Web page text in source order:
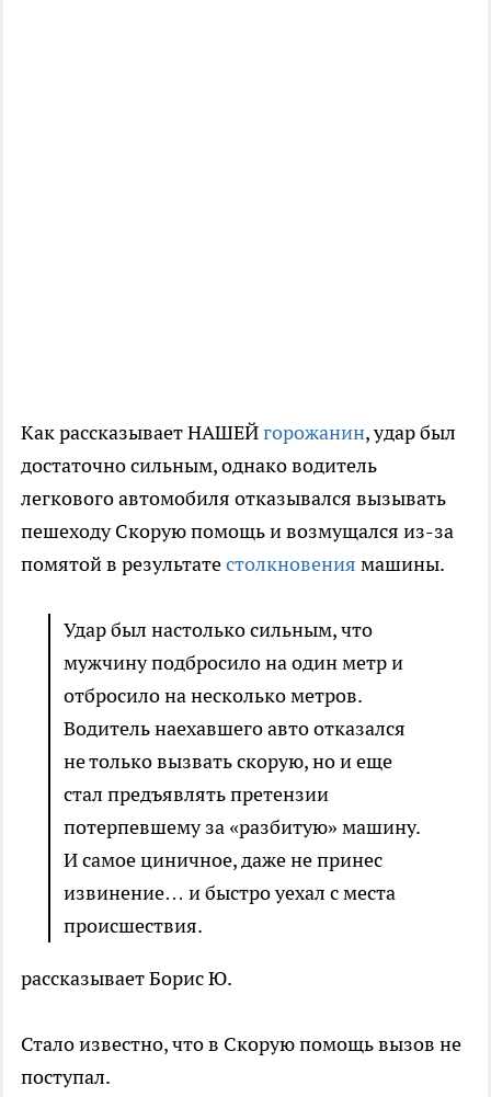
Как рассказывает НАШЕЙгорожанин, удар был
достаточно сильным, однако водитель
легкового автомобиля отказывался вызывать
пешеходу Скорую помощь и возмущался из-за
помятой в результатестолкновения машины.
Удар был настолько сильным, что
мужчину подбросило на один метр и
отбросило на несколько метров.
Водитель наехавшего авто отказался
не только вызвать скорую, но и еще
стал предъявлять претензии
потерпевшему за «разбитую» машину.
И самое циничное, даже не принес
извинение… и быстро уехал с места
происшествия.
рассказывает Борис Ю.
Стало известно, что в Скорую помощь вызов не
поступал.